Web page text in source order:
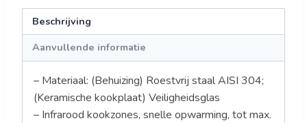
Beschrijving
Aanvullende informatie
– Materiaal: (Behuizing) Roestvrij staal AISI 304;
(Keramische kookplaat) Veiligheidsglas
– Infrarood kookzones, snelle opwarming, tot max.